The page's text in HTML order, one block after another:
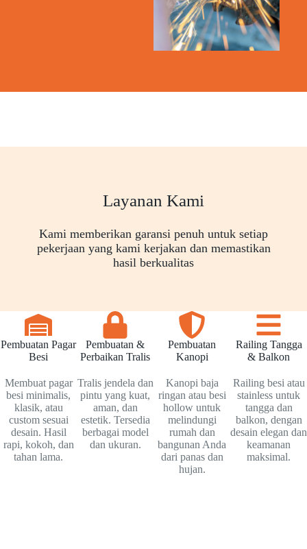
Layanan Kami
Kami memberikan garansi penuh untuk setiap
pekerjaan yang kami kerjakan dan memastikan
hasil berkualitas
Pembuatan Pagar
Besi
Membuat pagar
besi minimalis,
klasik, atau
custom sesuai
desain. Hasil
rapi, kokoh, dan
tahan lama.
Pembuatan &
Perbaikan Tralis
Tralis jendela dan
pintu yang kuat,
aman, dan
estetik. Tersedia
berbagai model
dan ukuran.
Pembuatan
Kanopi
Kanopi baja
ringan atau besi
hollow untuk
melindungi
rumah dan
bangunan Anda
dari panas dan
hujan.
Railing Tangga
& Balkon
Railing besi atau
stainless untuk
tangga dan
balkon, dengan
desain elegan dan
keamanan
maksimal.